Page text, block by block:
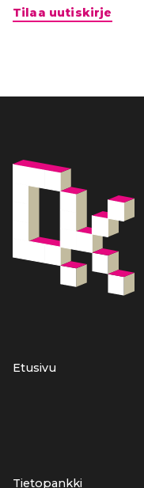
Tilaa uutiskirje
Etusivu
Tietopankki